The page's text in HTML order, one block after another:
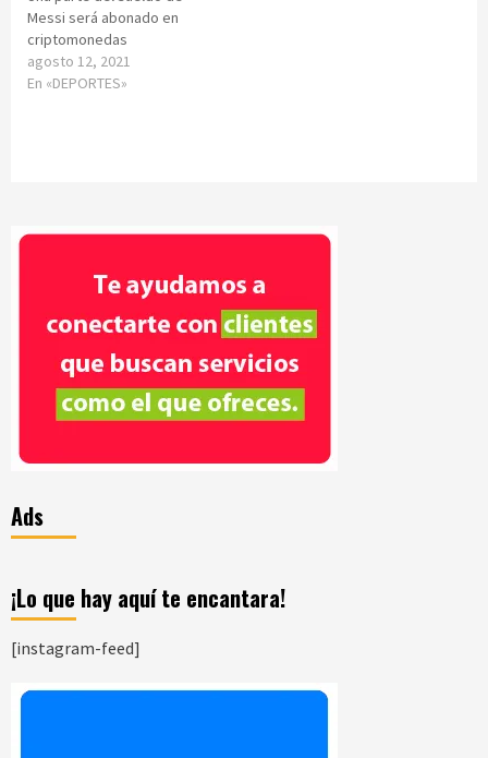
Messi será abonado en
criptomonedas
agosto 12, 2021
En «DEPORTES»
Ads
¡Lo que hay aquí te encantara!
[instagram-feed]